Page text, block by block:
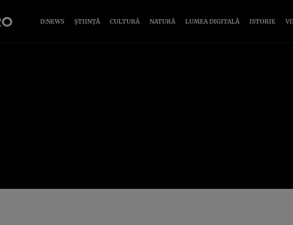
D:NEWS ȘTIINȚĂ CULTURĂ NATURĂ LUMEA DIGITALĂ ISTORIE